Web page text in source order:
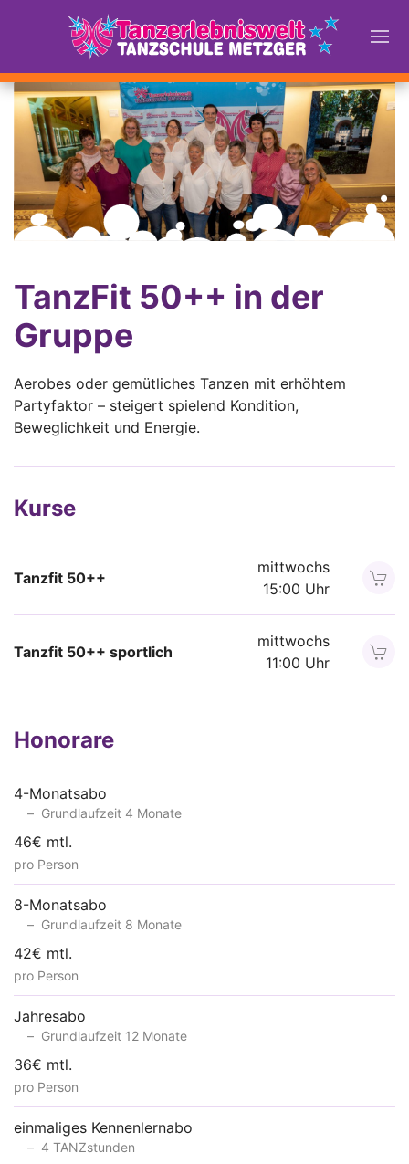
TanzFit 50++ in der
Gruppe
Aerobes oder gemütliches Tanzen mit erhöhtem
Partyfaktor – steigert spielend Kondition,
Beweglichkeit und Energie.
Kurse
Tanzfit 50++
mittwochs
15:00 Uhr
Tanzfit 50++ sportlich
mittwochs
11:00 Uhr
Honorare
4-Monatsabo
Grundlaufzeit 4 Monate
46€ mtl.
pro Person
8-Monatsabo
Grundlaufzeit 8 Monate
42€ mtl.
pro Person
Jahresabo
Grundlaufzeit 12 Monate
36€ mtl.
pro Person
einmaliges Kennenlernabo
4 TANZstunden